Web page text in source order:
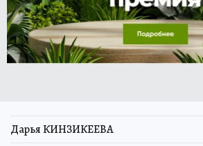
Дарья КИНЗИКЕЕВА